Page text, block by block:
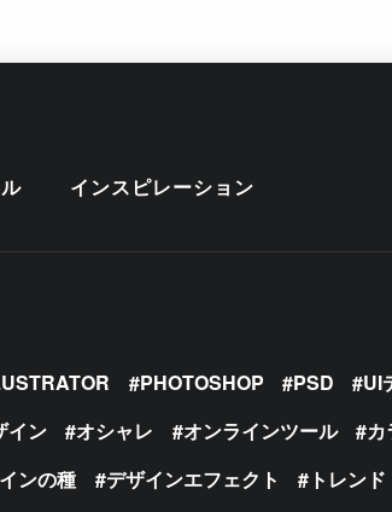
インスピレーション
PHOTOSHOP PSD UI
イン オシャレ オンラインツール カ
ンの種 デザインエフェクト トレンド